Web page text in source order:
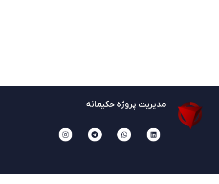
مدیریت پروژه حکیمانه